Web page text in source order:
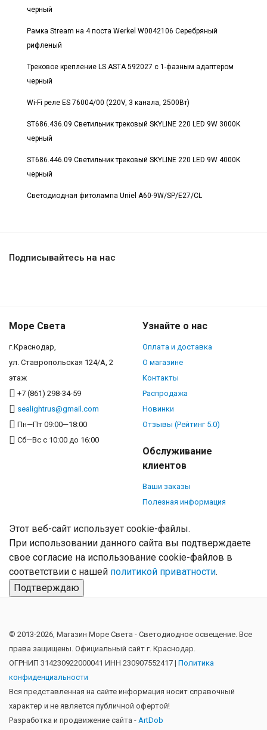
черный
Рамка Stream на 4 поста Werkel W0042106 Серебряный
рифленый
Трековое крепление LS ASTA 592027 с 1-фазным адаптером
черный
Wi-Fi реле ES 76004/00 (220V, 3 канала, 2500Вт)
ST686.436.09 Светильник трековый SKYLINE 220 LED 9W 3000K
черный
ST686.446.09 Светильник трековый SKYLINE 220 LED 9W 4000K
черный
Светодиодная фитолампа Uniel A60-9W/SP/E27/CL
Подписывайтесь на нас
Море Света
г.Краснодар,
ул. Ставропольская 124/А, 2
этаж
+7 (861) 298-34-59
sealightrus@gmail.com
Пн—Пт 09:00—18:00
Сб—Вс с 10:00 до 16:00
Узнайте о нас
Оплата и доставка
О магазине
Контакты
Распродажа
Новинки
Отзывы (Рейтинг 5.0)
Обслуживание
клиентов
Ваши заказы
Полезная информация
Этот веб-сайт использует cookie-файлы.
При использовании данного сайта вы подтверждаете
свое согласие на использование cookie-файлов в
соответствии с нашей политикой приватности.
Подтверждаю
© 2013-2026, Магазин Море Света - Cветодиодное освещение. Все
права защищены. Официальный сайт г. Краснодар.
ОГРНИП 314230922000041 ИНН 230907552417 | Политика
конфиденциальности
Вся представленная на сайте информация носит справочный
характер и не является публичной офертой!
Разработка и продвижение сайта - ArtDob